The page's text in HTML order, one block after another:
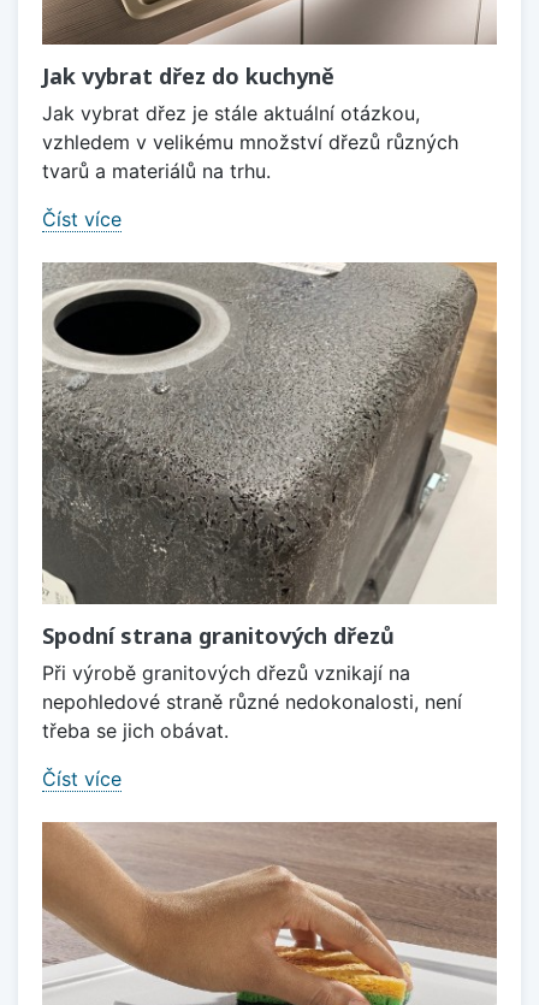
Jak vybrat dřez do kuchyně
Jak vybrat dřez je stále aktuální otázkou,
vzhledem v velikému množství dřezů různých
tvarů a materiálů na trhu.
Číst více
Spodní strana granitových dřezů
Při výrobě granitových dřezů vznikají na
nepohledové straně různé nedokonalosti, není
třeba se jich obávat.
Číst více